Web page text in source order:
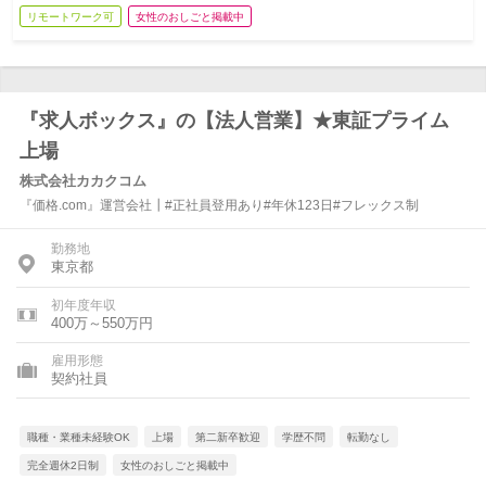
リモートワーク可 女性のおしごと掲載中
『求人ボックス』の【法人営業】★東証プライム
上場
株式会社カカクコム
『価格.com』運営会社┃#正社員登用あり#年休123日#フレックス制
勤務地
東京都
初年度年収
400万～550万円
雇用形態
契約社員
職種・業種未経験OK 上場 第二新卒歓迎 学歴不問 転勤なし
完全週休2日制 女性のおしごと掲載中